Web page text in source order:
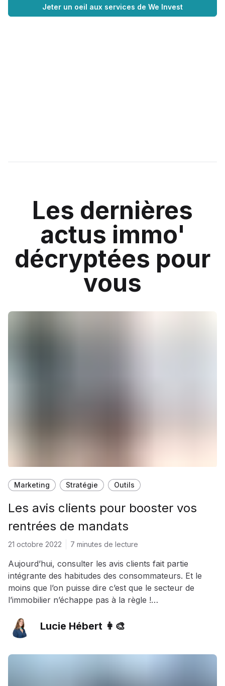
Jeter un oeil aux services de We Invest
Les dernières
actus immo'
décryptées pour
vous
Marketing Stratégie Outils
Les avis clients pour booster vos
rentrées de mandats
21 octobre 2022 7 minutes de lecture
Aujourd’hui, consulter les avis clients fait partie
intégrante des habitudes des consommateurs. Et le
moins que l’on puisse dire c’est que le secteur de
l’immobilier n’échappe pas à la règle !
offrent donc une belle opportunité de se démarquer,
lorsqu’ils sont bien gérés. Dans cet article, notre
décrocher les étoiles…
Lucie Hébert 👩‍🎨